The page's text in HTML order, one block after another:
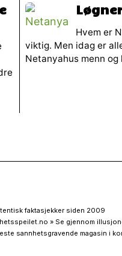
Hvem er
viktig. Men idag er
Netanyahus menn
faktasjekker siden 2009
» Se gjennom
sannhetsgravende magasin i